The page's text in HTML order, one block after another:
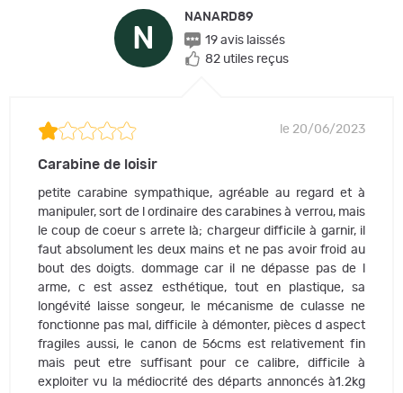
N
NANARD89
19 avis laissés
82 utiles reçus
le 20/06/2023
Carabine de loisir
petite carabine sympathique, agréable au regard et à
manipuler, sort de l ordinaire des carabines à verrou, mais
le coup de coeur s arrete là; chargeur difficile à garnir, il
faut absolument les deux mains et ne pas avoir froid au
bout des doigts. dommage car il ne dépasse pas de l
arme, c est assez esthétique, tout en plastique, sa
longévité laisse songeur, le mécanisme de culasse ne
fonctionne pas mal, difficile à démonter, pièces d aspect
fragiles aussi, le canon de 56cms est relativement fin
mais peut etre suffisant pour ce calibre, difficile à
exploiter vu la médiocrité des départs annoncés à1.2kg